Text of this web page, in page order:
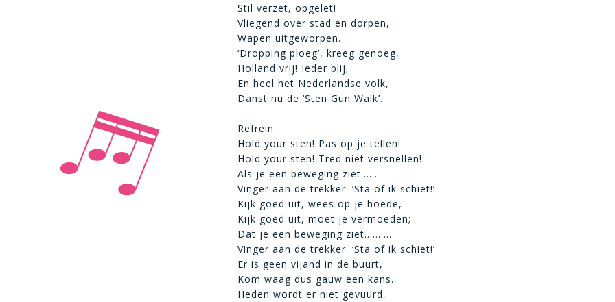
Stil verzet, opgelet!
Vliegend over stad en dorpen,
Wapen uitgeworpen.
‘Dropping ploeg’, kreeg genoeg,
Holland vrij! Ieder blij;
En heel het Nederlandse volk,
Danst nu de ‘Sten Gun Walk’.
Refrein:
Hold your sten! Pas op je tellen!
Hold your sten! Tred niet versnellen!
Als je een beweging ziet……
Vinger aan de trekker: ‘Sta of ik schiet!’
Kijk goed uit, wees op je hoede,
Kijk goed uit, moet je vermoeden;
Dat je een beweging ziet……….
Vinger aan de trekker: ‘Sta of ik schiet!’
Er is geen vijand in de buurt,
Kom waag dus gauw een kans.
Heden wordt er niet gevuurd,